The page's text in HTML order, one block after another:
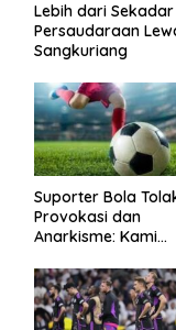
Lebih dari
Persaudaraan
Sangkuriang
Suporter Bola
Provokasi dan
Anarkisme: Kami
Keamanan